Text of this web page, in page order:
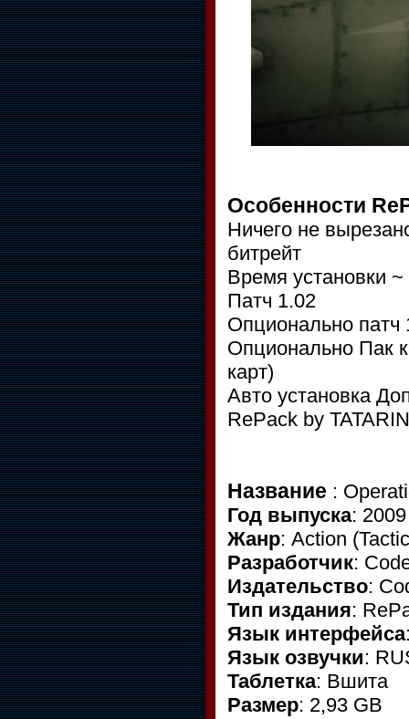
Особенности
Ничего не
битрейт
Время установки
Патч 1.02
Опционально
Опционально Пак
карт)
Авто установка
RePack by
Название :
Год выпуска:
Жанр: Action
Разработчик:
Издательство:
Тип издания:
Язык интерфейса
Язык озвучки:
Таблетка: Вшита
Размер: 2,93 GB